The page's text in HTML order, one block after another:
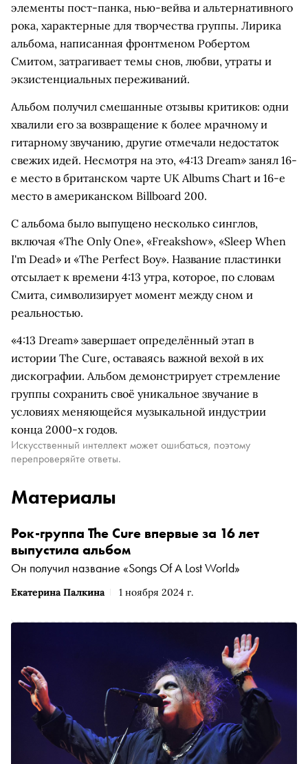
элементы пост-панка, нью-вейва и альтернативного
рока, характерные для творчества группы. Лирика
альбома, написанная фронтменом Робертом
Смитом, затрагивает темы снов, любви, утраты и
экзистенциальных переживаний.
Альбом получил смешанные отзывы критиков: одни
хвалили его за возвращение к более мрачному и
гитарному звучанию, другие отмечали недостаток
свежих идей. Несмотря на это, «4:13 Dream» занял 16-
е место в британском чарте UK Albums Chart и 16-е
место в американском Billboard 200.
С альбома было выпущено несколько синглов,
включая «The Only One», «Freakshow», «Sleep When
I'm Dead» и «The Perfect Boy». Название пластинки
отсылает к времени 4:13 утра, которое, по словам
Смита, символизирует момент между сном и
реальностью.
«4:13 Dream» завершает определённый этап в
истории The Cure, оставаясь важной вехой в их
дискографии. Альбом демонстрирует стремление
группы сохранить своё уникальное звучание в
условиях меняющейся музыкальной индустрии
конца 2000-х годов.
Искусственный интеллект может ошибаться, поэтому
перепроверяйте ответы.
Материалы
Екатерина Палкина 1 ноября 2024 г.
Рок-группа The Cure впервые за 16 лет
выпустила альбом
Он получил название «Songs Of A Lost World»